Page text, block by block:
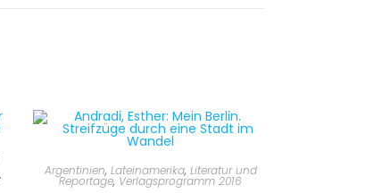
Argentinien, Lateinamerika, Literatur und
Reportage, Verlagsprogramm 2016